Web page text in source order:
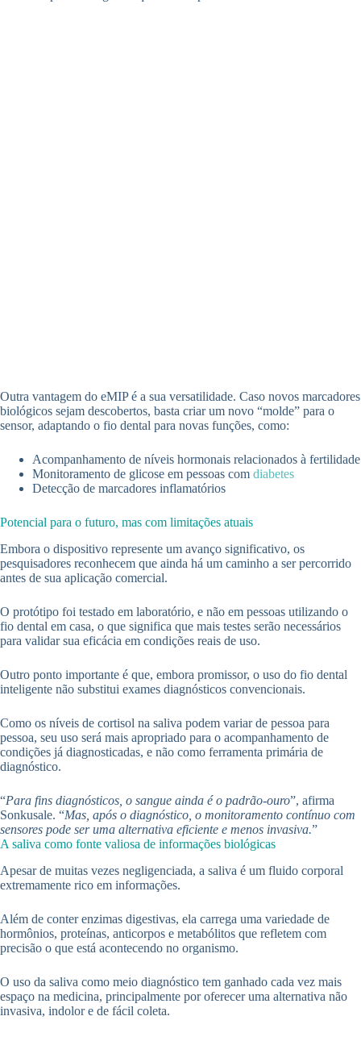
Outra vantagem do eMIP é a sua versatilidade. Caso novos marcadores
biológicos sejam descobertos, basta criar um novo “molde” para o
sensor, adaptando o fio dental para novas funções, como:
Acompanhamento de níveis hormonais relacionados à fertilidade
Monitoramento de glicose em pessoas com diabetes
Detecção de marcadores inflamatórios
Potencial para o futuro, mas com limitações atuais
Embora o dispositivo represente um avanço significativo, os
pesquisadores reconhecem que ainda há um caminho a ser percorrido
antes de sua aplicação comercial.
O protótipo foi testado em laboratório, e não em pessoas utilizando o
fio dental em casa, o que significa que mais testes serão necessários
para validar sua eficácia em condições reais de uso.
Outro ponto importante é que, embora promissor, o uso do fio dental
inteligente não substitui exames diagnósticos convencionais.
Como os níveis de cortisol na saliva podem variar de pessoa para
pessoa, seu uso será mais apropriado para o acompanhamento de
condições já diagnosticadas, e não como ferramenta primária de
diagnóstico.
“Para fins diagnósticos, o sangue ainda é o padrão-ouro”, afirma
Sonkusale. “Mas, após o diagnóstico, o monitoramento contínuo com
sensores pode ser uma alternativa eficiente e menos invasiva.”
A saliva como fonte valiosa de informações biológicas
Apesar de muitas vezes negligenciada, a saliva é um fluido corporal
extremamente rico em informações.
Além de conter enzimas digestivas, ela carrega uma variedade de
hormônios, proteínas, anticorpos e metabólitos que refletem com
precisão o que está acontecendo no organismo.
O uso da saliva como meio diagnóstico tem ganhado cada vez mais
espaço na medicina, principalmente por oferecer uma alternativa não
invasiva, indolor e de fácil coleta.